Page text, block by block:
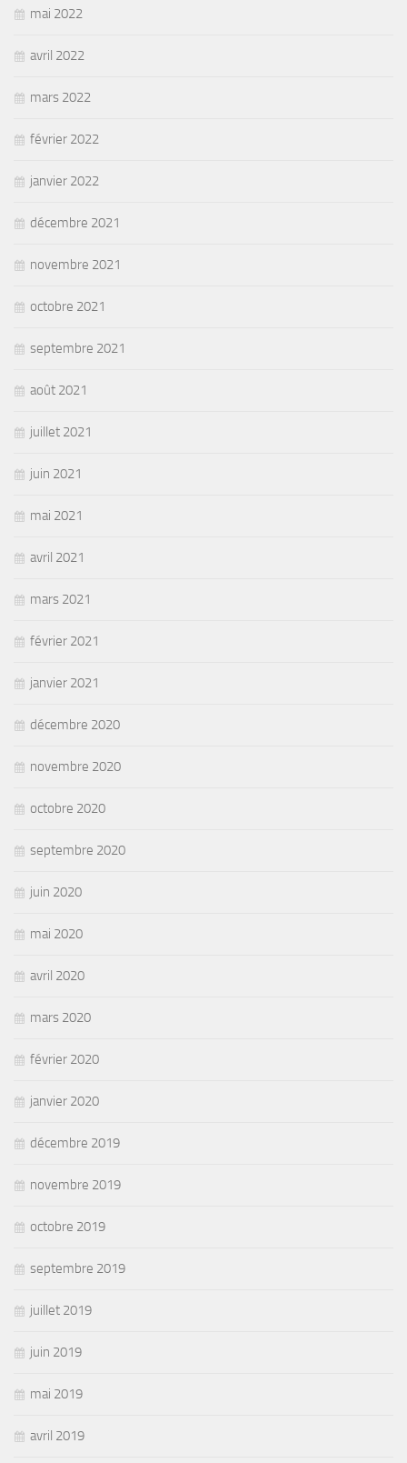
mai 2022
avril 2022
mars 2022
février 2022
janvier 2022
décembre 2021
novembre 2021
octobre 2021
septembre 2021
août 2021
juillet 2021
juin 2021
mai 2021
avril 2021
mars 2021
février 2021
janvier 2021
décembre 2020
novembre 2020
octobre 2020
septembre 2020
juin 2020
mai 2020
avril 2020
mars 2020
février 2020
janvier 2020
décembre 2019
novembre 2019
octobre 2019
septembre 2019
juillet 2019
juin 2019
mai 2019
avril 2019